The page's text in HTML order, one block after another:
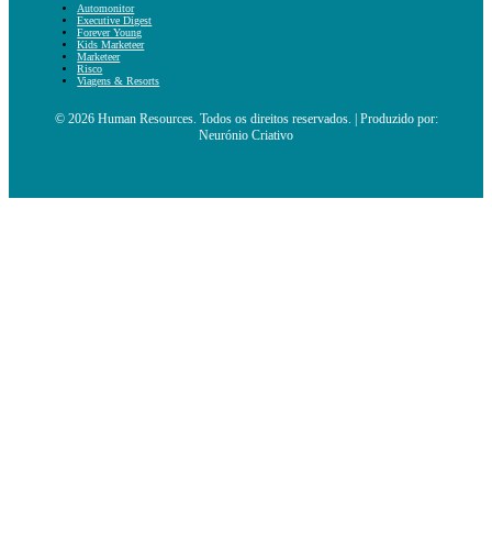
Automonitor
Executive Digest
Forever Young
Kids Marketeer
Marketeer
Risco
Viagens & Resorts
© 2026 Human Resources. Todos os direitos reservados. | Produzido por:
Neurónio Criativo